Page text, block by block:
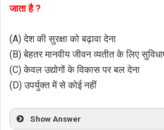
जाता है ?
(A) देश की सुरक्षा को बढ़ावा देना
(B) बेहतर मानवीय जीवन व्यतीत के लिए
(C) केवल उद्योगों के विकास पर बल देना
(D) उपर्युक्त में से कोई नहीं
Show Answer